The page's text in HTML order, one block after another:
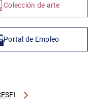
Colección de arte
Portal de Empleo